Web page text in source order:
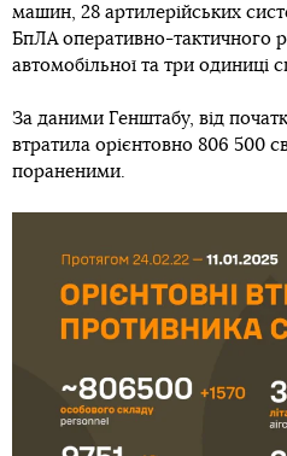
машин, 28 артилерійських
БпЛА оперативно-тактичного
автомобільної та три одиниці
За даними Генштабу, від
втратила орієнтовно 806 500
пораненими.